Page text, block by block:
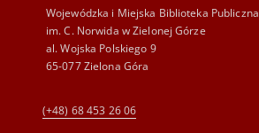
Wojewódzka i Miejska Biblioteka Publiczna
im. C. Norwida w Zielonej Górze
al. Wojska Polskiego 9
65-077 Zielona Góra
(+48) 68 453 26 06